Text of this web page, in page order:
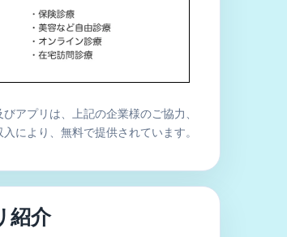
アプリは、上記の企業様のご協力、
により、無料で提供されています。
紹介